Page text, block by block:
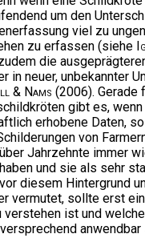
um den
viel zu
zu erfassen (siehe
die
in neuer, unbekannter
& Nams (2006). Gerade
gibt es,
erhobene Daten,
von
Jahrzehnte immer
und sie als sehr
diesem Hintergrund
vermutet, sollte erst
verstehen ist und
anwendbar